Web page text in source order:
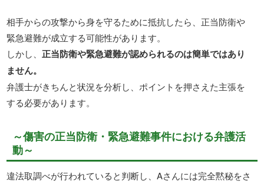
相手からの攻撃から身を守るために抵抗したら、正当防衛や
緊急避難が成立する可能性があります。
しかし、正当防衛や緊急避難が認められるのは簡単ではあり
ません。
弁護士がきちんと状況を分析し、ポイントを押さえた主張を
する必要があります。
～傷害の正当防衛・緊急避難事件における弁護活
動～
違法取調べが行われていると判断し、Aさんには完全黙秘をさ